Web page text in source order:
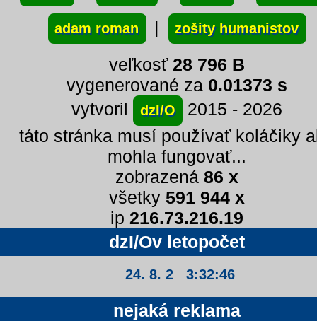
adam roman | zošity humanistov
veľkosť 28 796 B
vygenerované za 0.01373 s
vytvoril
dzI/O
2015 - 2026
táto stránka musí používať koláčiky
mohla fungovať...
zobrazená 86 x
všetky 591 944 x
ip 216.73.216.19
dzI/Ov letopočet
24. 8. 2 3:32:46
nejaká reklama